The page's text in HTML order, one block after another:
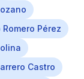
Pérez
Castro